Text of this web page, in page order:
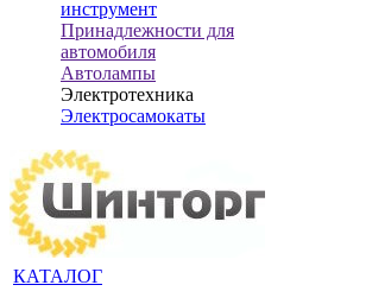
инструмент
Принадлежности для
автомобиля
Автолампы
Электротехника
Электросамокаты
КАТАЛОГ